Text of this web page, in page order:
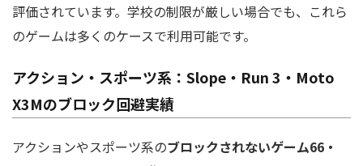
評価されています。学校の制限が厳しい場合でも、これら
のゲームは多くのケースで利用可能です。
アクション・スポーツ系：Slope・Run 3・Moto
X3Mのブロック回避実績
アクションやスポーツ系のブロックされないゲーム66・